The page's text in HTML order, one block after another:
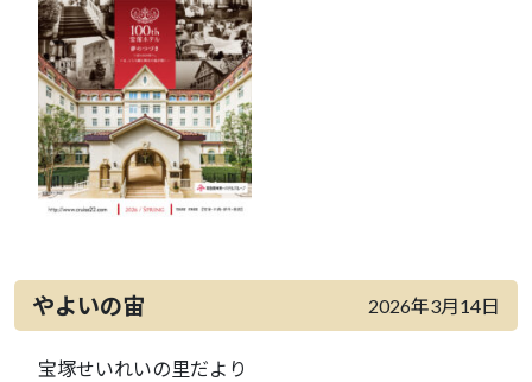
やよいの宙 2026年3月14日
宝塚せいれいの里だより